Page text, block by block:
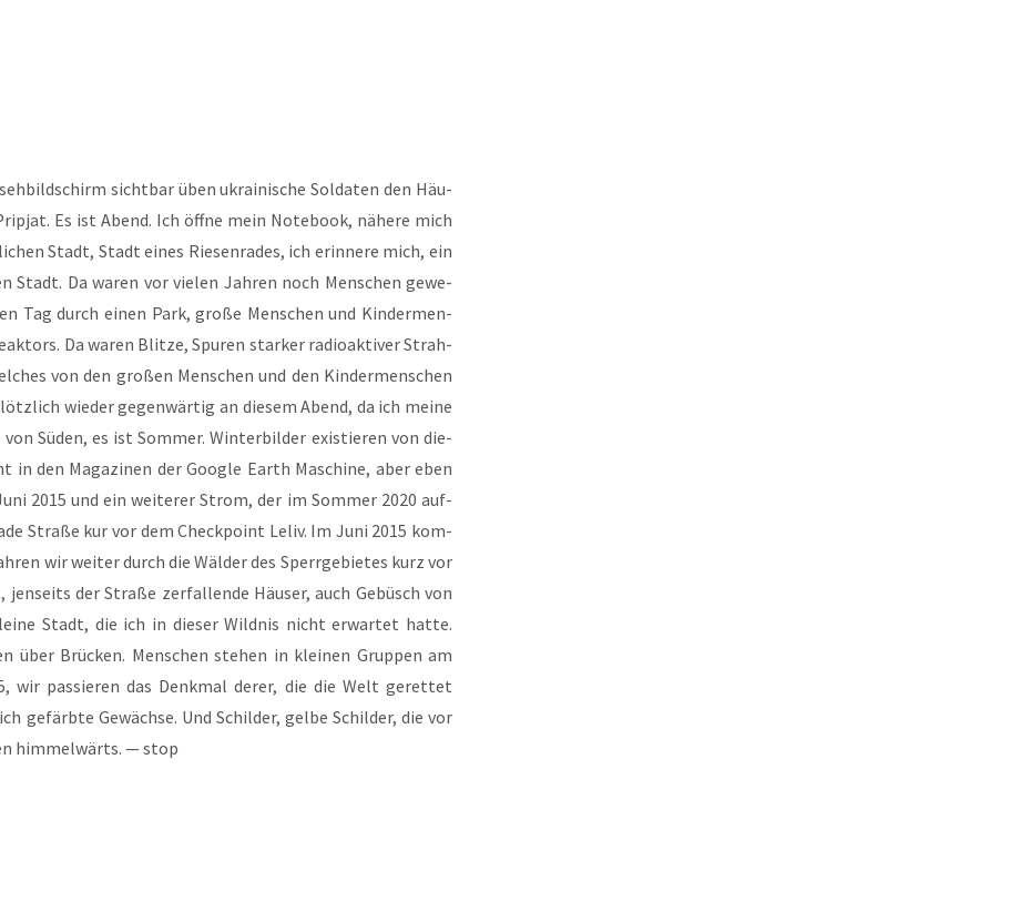
sicht­bar üben ukrai­ni­sche Sol­da­ten den Häu­
Es ist Abend. Ich öff­ne mein Note­book, nähe­re mich
Stadt, Stadt eines Rie­sen­ra­des, ich erin­ne­re mich, ein
Stadt. Da waren vor vie­len Jah­ren noch Men­schen gewe­
Tag durch einen Park, gro­ße Men­schen und Kin­der­men­
Da waren Blit­ze, Spu­ren star­ker radio­ak­ti­ver Strah­
von den gro­ßen Men­schen und den Kin­der­men­schen
wie­der gegen­wär­tig an die­sem Abend, da ich mei­ne
Süden, es ist Som­mer. Win­ter­bil­der exis­tie­ren von die­
in den Maga­zi­nen der Goog­le Earth Maschi­ne, aber eben
2015 und ein wei­te­rer Strom, der im Som­mer 2020 auf­
Stra­ße kur vor dem Check­point Leliv. Im Juni 2015 kom­
wir wei­ter durch die Wäl­der des Sperr­ge­bie­tes kurz vor
der Stra­ße zer­fal­len­de Häu­ser, auch Gebüsch von
Stadt, die ich in die­ser Wild­nis nicht erwar­tet hat­te.
über Brü­cken. Men­schen ste­hen in klei­nen Grup­pen am
wir pas­sie­ren das Denk­mal derer, die die Welt geret­tet
gefärb­te Gewäch­se. Und Schil­der, gel­be Schil­der, die vor
him­mel­wärts. — stop